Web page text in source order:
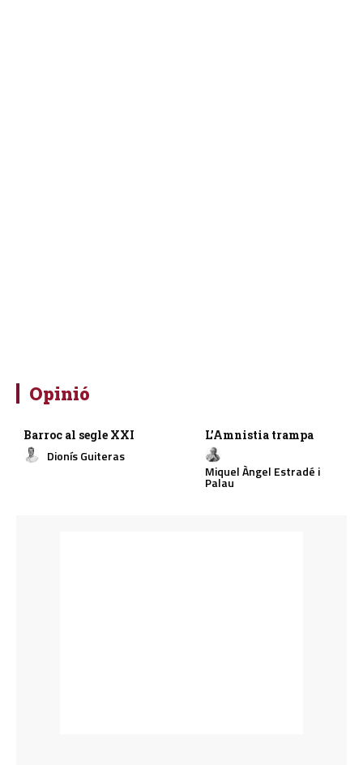
Opinió
Barroc al segle XXI
Dionís Guiteras
L’Amnistia trampa
Miquel Àngel Estradé i
Palau